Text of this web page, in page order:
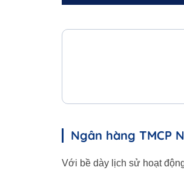
Ngân hàng TMCP
Với bề dày lịch sử hoạt